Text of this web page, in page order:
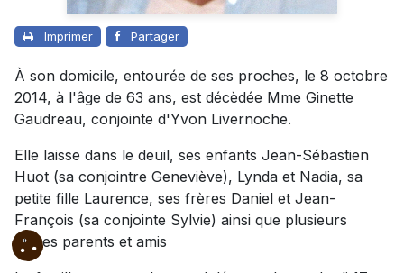
Imprimer Partager
À son domicile, entourée de ses proches, le 8 octobre
2014, à l'âge de 63 ans, est décèdée Mme Ginette
Gaudreau, conjointe d'Yvon Livernoche.
Elle laisse dans le deuil, ses enfants Jean-Sébastien
Huot (sa conjointre Geneviève), Lynda et Nadia, sa
petite fille Laurence, ses frères Daniel et Jean-
François (sa conjointe Sylvie) ainsi que plusieurs
autres parents et amis